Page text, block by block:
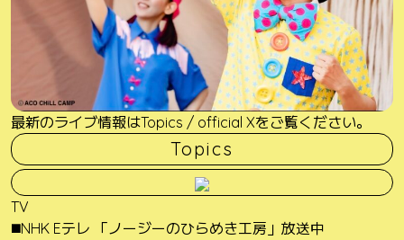
最新のライブ情報はTopics / official Xをご覧ください。
Topics
TV
◼️NHK Eテレ 「ノージーのひらめき工房」放送中